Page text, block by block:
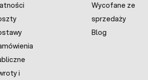
i
Wycofane ze
sprzedaży
Blog